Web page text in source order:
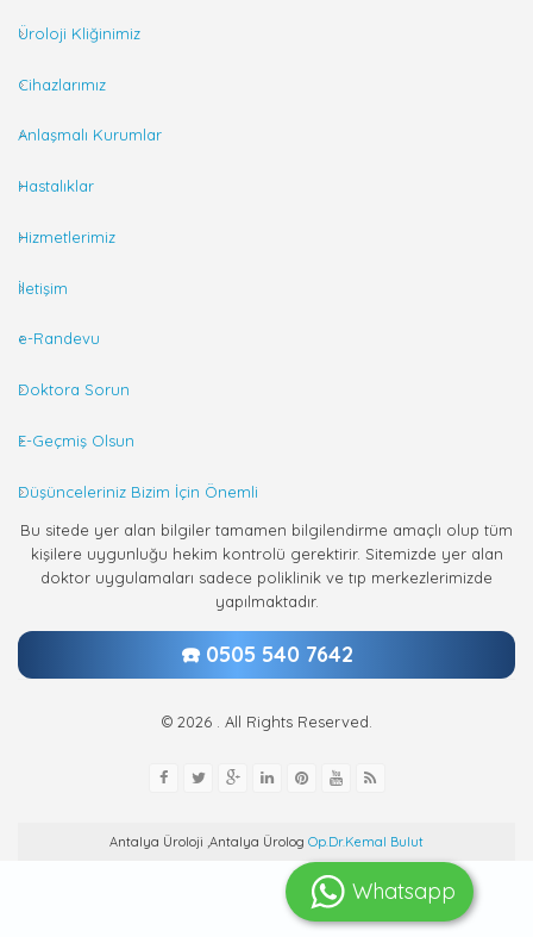
Üroloji Kliğinimiz
Cihazlarımız
Anlaşmalı Kurumlar
Hastalıklar
Hizmetlerimiz
İletişim
e-Randevu
Doktora Sorun
E-Geçmiş Olsun
Düşünceleriniz Bizim İçin Önemli
Bu sitede yer alan bilgiler tamamen bilgilendirme amaçlı olup tüm
kişilere uygunluğu hekim kontrolü gerektirir. Sitemizde yer alan
doktor uygulamaları sadece poliklinik ve tıp merkezlerimizde
yapılmaktadır.
☎️ 0505 540 7642
© 2026 . All Rights Reserved.
Antalya Üroloji ,Antalya Ürolog Op.Dr.Kemal Bulut
Whatsapp